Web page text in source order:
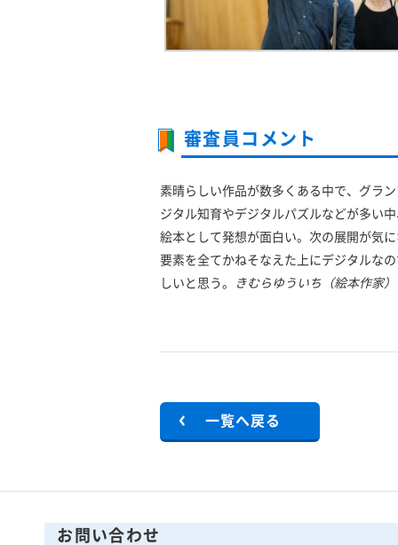
審査員コメント
素晴らしい作品が数多くある中で、グラ
ジタル知育やデジタルパズルなどが多い
絵本として発想が面白い。次の展開が気
要素を全てかねそなえた上にデジタルな
しいと思う。
きむらゆういち（絵本作家）
一覧へ戻る
お問い合わせ